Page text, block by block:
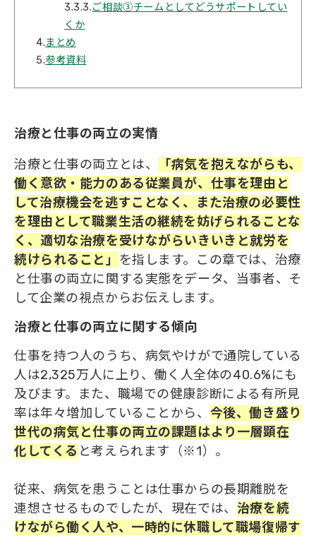
3.3.3.ご相談③チームとしてどうサポートしてい
くか
4.まとめ
5.参考資料
治療と仕事の両立の実情
治療と仕事の両立とは、
「病気を抱えながらも、
働く意欲・能力のある従業員が、仕事を理由と
して治療機会を逃すことなく、また治療の必要性
を理由として職業生活の継続を妨げられることな
く、適切な治療を受けながらいきいきと就労を
続けられること」 を指します。この章では、治療
と仕事の両立に関する実態をデータ、当事者、そ
して企業の視点からお伝えします。
治療と仕事の両立に関する傾向
仕事を持つ人のうち、病気やけがで通院している
人は2,325万人に上り、働く人全体の40.6%にも
及びます。また、職場での健康診断による有所見
率は年々増加していることから、 今後、働き盛り
世代の病気と仕事の両立の課題はより一層顕在
化してくる と考えられます（※1）。
従来、病気を患うことは仕事からの長期離脱を
連想させるものでしたが、現在では、 治療を続
けながら働く人や、一時的に休職して職場復帰す